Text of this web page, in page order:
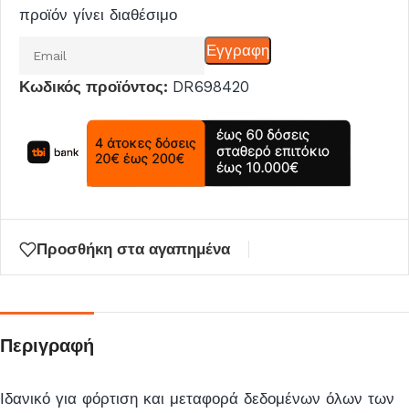
προϊόν γίνει διαθέσιμο
email
για
να
αναμονής
αυτό
προϊόν
Εγγραφη
Κωδικός προϊόντος: DR698420
Προσθήκη στα αγαπημένα
Περιγραφή
Ιδανικό για φόρτιση και μεταφορά δεδομένων όλων των